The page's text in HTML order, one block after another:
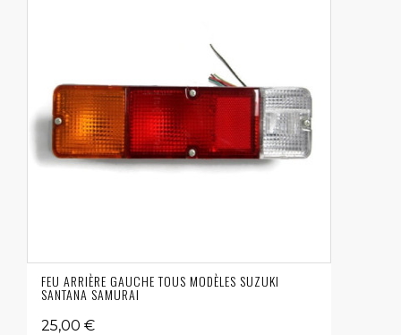
FEU ARRIÈRE GAUCHE TOUS MODÈLES SUZUKI
SANTANA SAMURAI
25,00 €